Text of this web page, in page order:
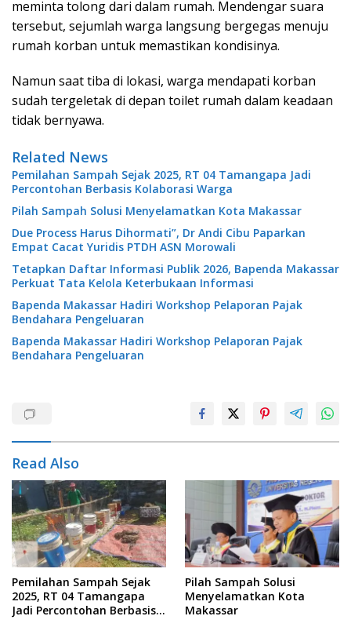
meminta tolong dari dalam rumah. Mendengar suara
tersebut, sejumlah warga langsung bergegas menuju
rumah korban untuk memastikan kondisinya.
Namun saat tiba di lokasi, warga mendapati korban
sudah tergeletak di depan toilet rumah dalam keadaan
tidak bernyawa.
Related News
Pemilahan Sampah Sejak 2025, RT 04 Tamangapa Jadi
Percontohan Berbasis Kolaborasi Warga
Pilah Sampah Solusi Menyelamatkan Kota Makassar
Due Process Harus Dihormati”, Dr Andi Cibu Paparkan
Empat Cacat Yuridis PTDH ASN Morowali
Tetapkan Daftar Informasi Publik 2026, Bapenda Makassar
Perkuat Tata Kelola Keterbukaan Informasi
Bapenda Makassar Hadiri Workshop Pelaporan Pajak
Bendahara Pengeluaran
Bapenda Makassar Hadiri Workshop Pelaporan Pajak
Bendahara Pengeluaran
Read Also
Pemilahan Sampah Sejak
2025, RT 04 Tamangapa
Jadi Percontohan Berbasis
Pilah Sampah Solusi
Menyelamatkan Kota
Makassar